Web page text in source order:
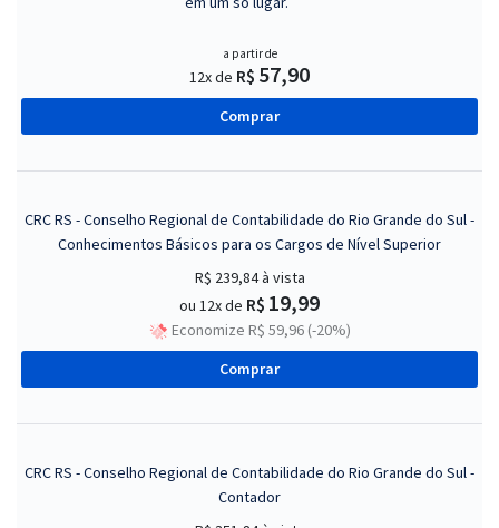
a partir de
12x de R$ 57,90
Comprar
CRC RS - Conselho Regional de Contabilidade do Rio Grande do Sul -
Conhecimentos Básicos para os Cargos de Nível Superior
R$ 239,84à vista
ou 12x de R$ 19,99
Economize R$ 59,96 (-20%)
Comprar
CRC RS - Conselho Regional de Contabilidade do Rio Grande do Sul -
Contador